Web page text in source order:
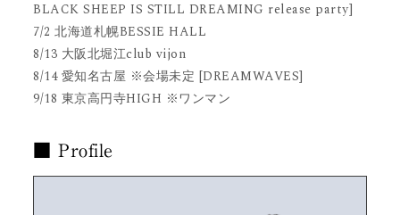
BLACK SHEEP IS STILL DREAMING release party]
7/2 北海道札幌BESSIE HALL
8/13 大阪北堀江club vijon
8/14 愛知名古屋 ※会場未定 [DREAMWAVES]
9/18 東京高円寺HIGH ※ワンマン
■ Profile